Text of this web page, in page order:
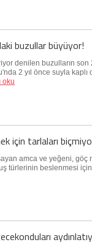
buzullar büyüyor!
denilen buzulların
2 yıl önce suyla
oku
için tarlaları
amca ve yeğeni,
türlerinin beslenmesi